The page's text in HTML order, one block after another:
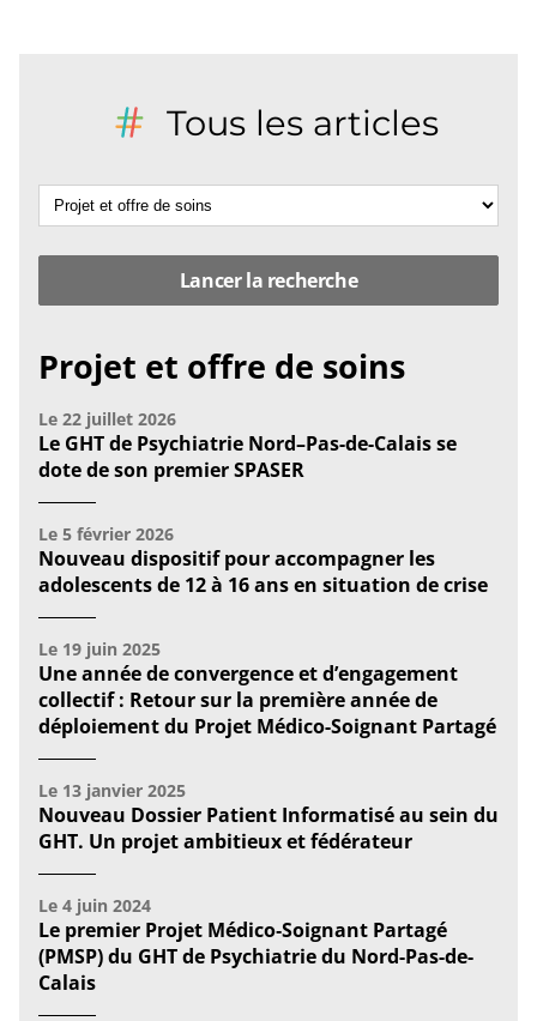
Tous les articles
Projet et offre de soins
Le 22 juillet 2026
Le GHT de Psychiatrie Nord–Pas-de-Calais se
dote de son premier SPASER
Le 5 février 2026
Nouveau dispositif pour accompagner les
adolescents de 12 à 16 ans en situation de crise
Le 19 juin 2025
Une année de convergence et d’engagement
collectif : Retour sur la première année de
déploiement du Projet Médico-Soignant Partagé
Le 13 janvier 2025
Nouveau Dossier Patient Informatisé au sein du
GHT. Un projet ambitieux et fédérateur
Le 4 juin 2024
Le premier Projet Médico‑Soignant Partagé
(PMSP) du GHT de Psychiatrie du Nord-Pas-de-
Calais